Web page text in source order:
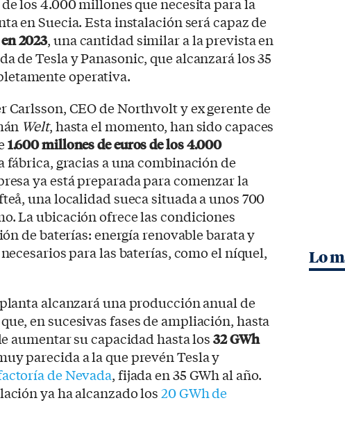
en Suecia. Esta instalación será capaz de
2023, una cantidad similar a la prevista en
de Tesla y Panasonic, que alcanzará los 35
operativa.
Carlsson, CEO de Northvolt y ex gerente de
Welt, hasta el momento, han sido capaces
1.600 millones de euros de los 4.000
fábrica, gracias a una combinación de
ya está preparada para comenzar la
una localidad sueca situada a unos 700
La ubicación ofrece las condiciones
de baterías: energía renovable barata y
para las baterías, como el níquel,
alcanzará una producción anual de
en sucesivas fases de ampliación, hasta
aumentar su capacidad hasta los32 GWh
parecida a la que prevén Tesla y
de Nevada, fijada en 35 GWh al año.
ya ha alcanzado los20 GWh de
Lo